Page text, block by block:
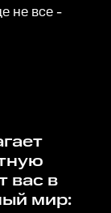
не все -
вас в
мир: